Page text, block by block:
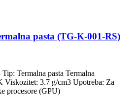
pasta (TG-K-001-RS)
Termalna pasta Termalna
3.7 g/cm3 Upotreba: Za
procesore (GPU)